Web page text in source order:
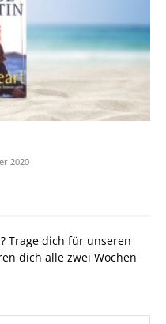
2020
Trage dich für unseren
dich alle zwei Wochen